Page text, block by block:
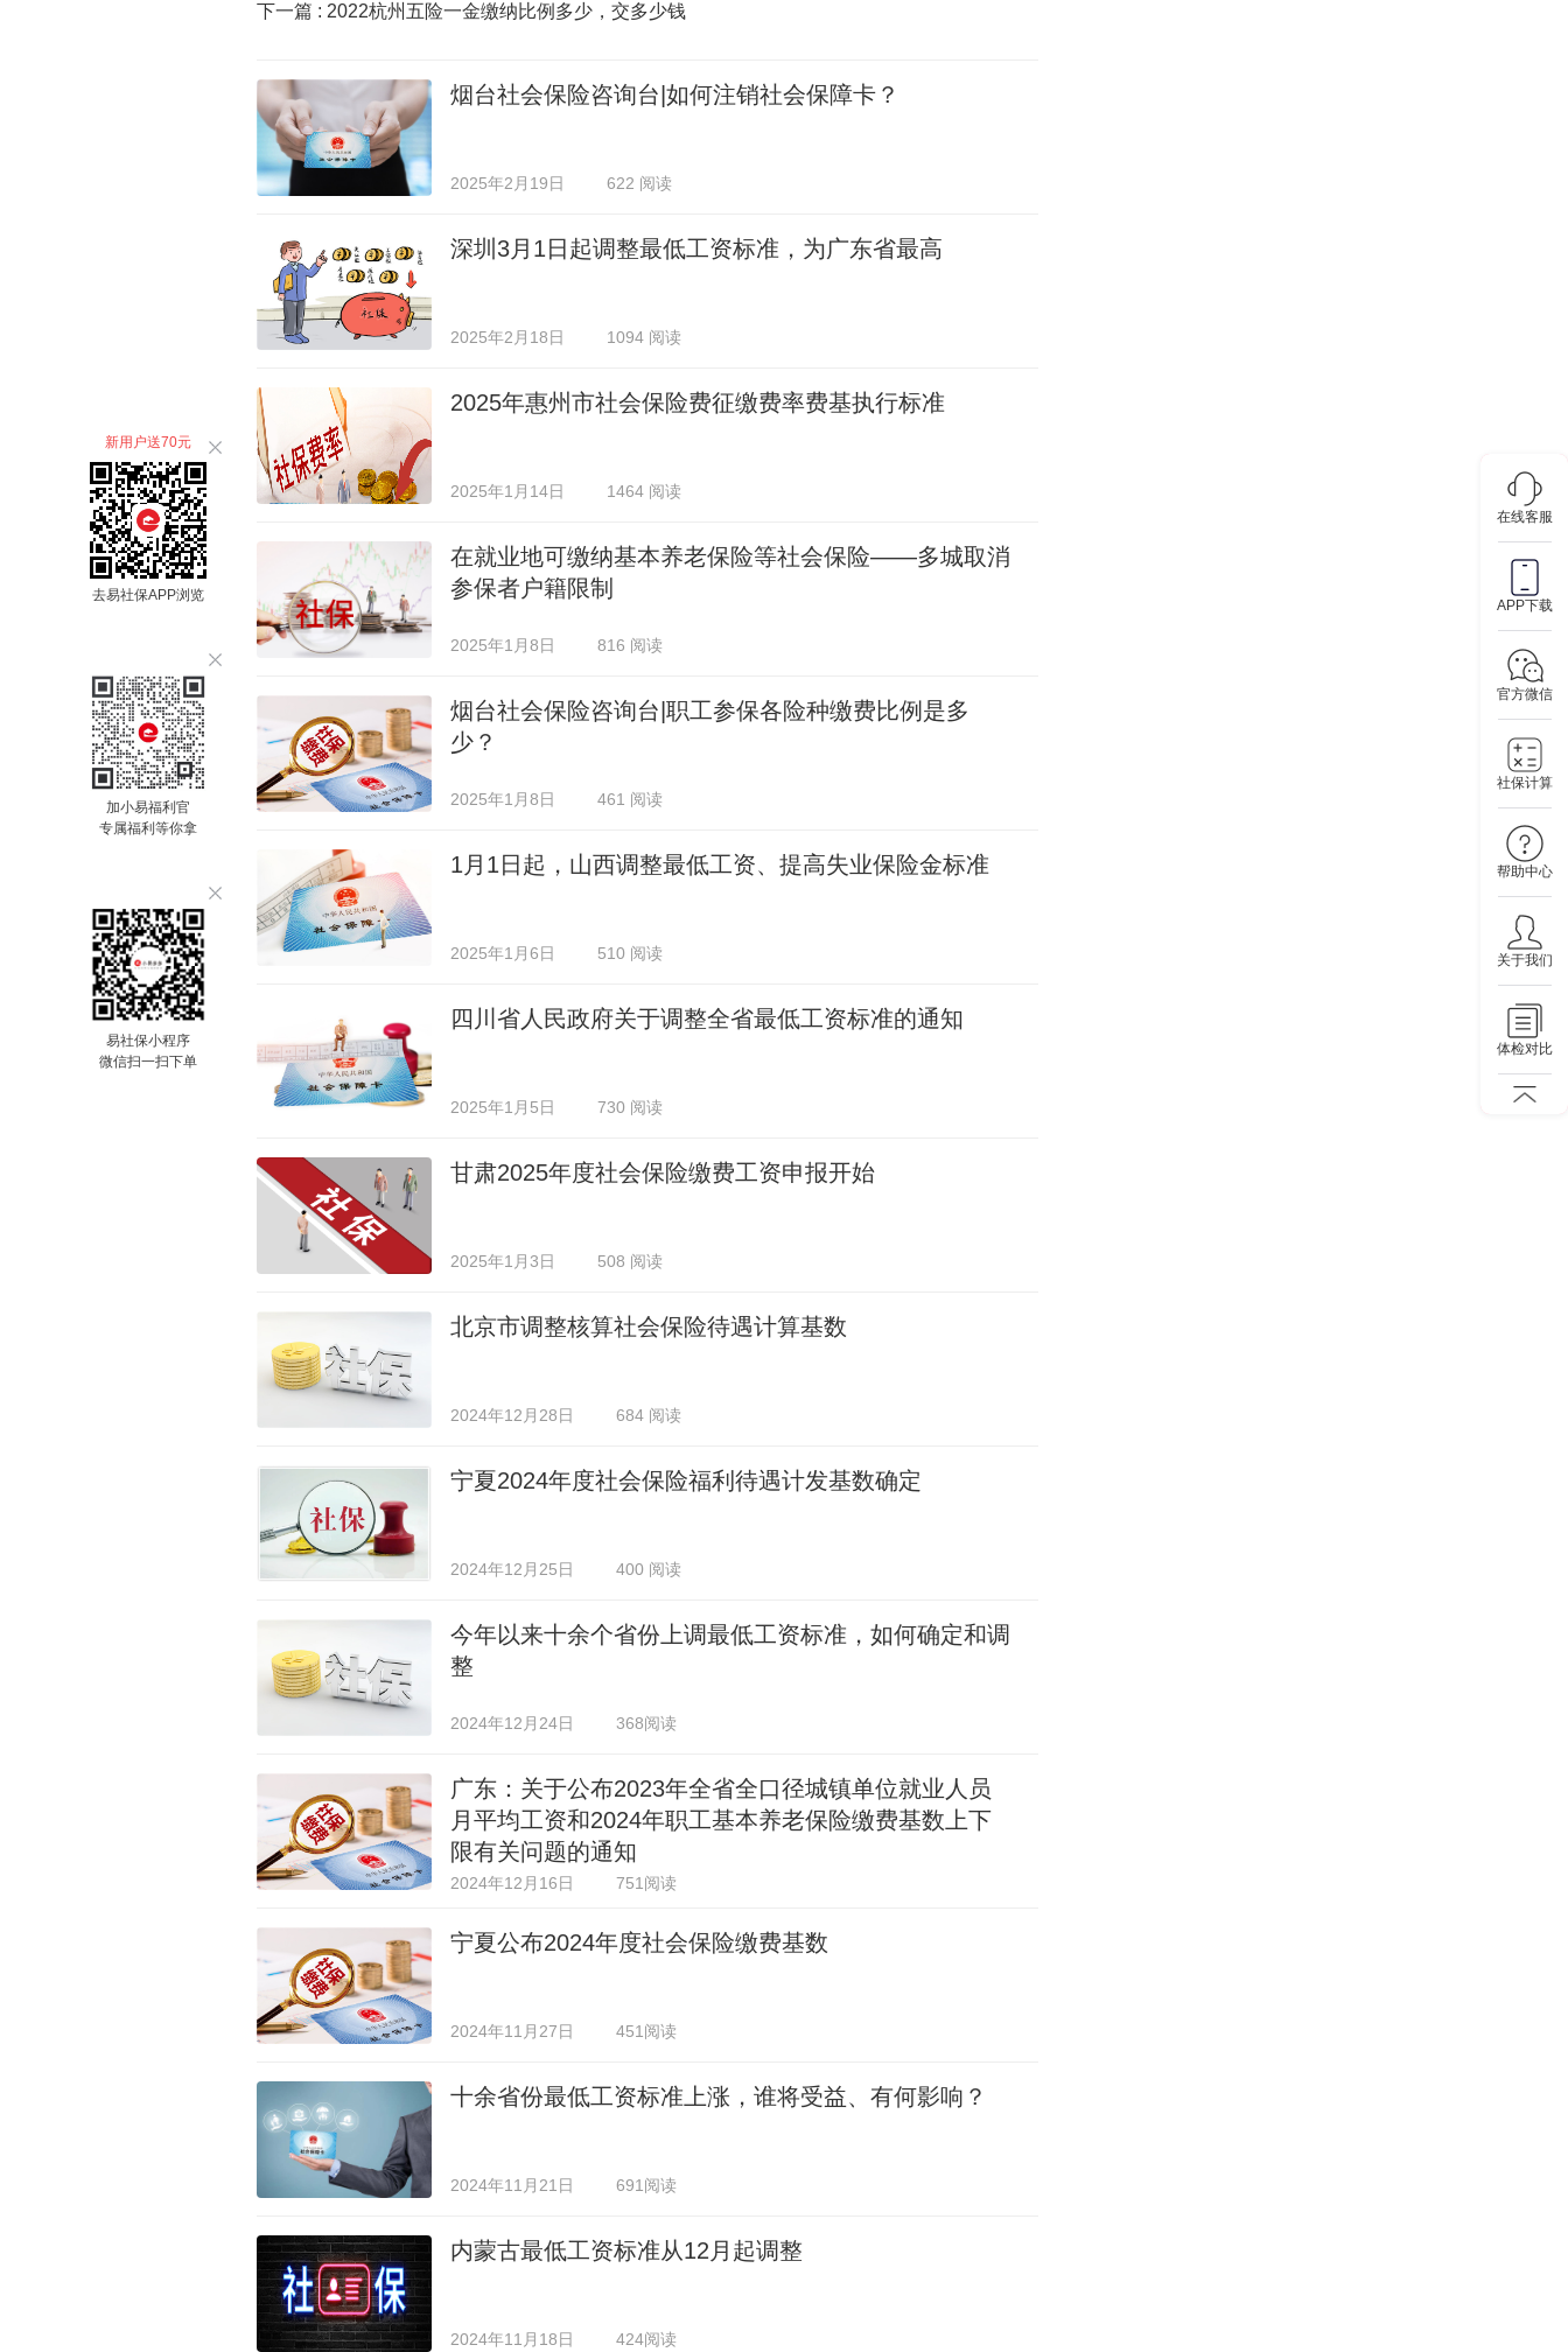
在线客服
APP下载
官方微信
社保计算
帮助中心
关于我们
体检对比
新用户送70元
去易社保APP浏览
加小易福利官
专属福利等你拿
易社保小程序
微信扫一扫下单
下一篇 : 2022杭州五险一金缴纳比例多少，交多少钱
烟台社会保险咨询台|如何注销社会保障卡？
2025年2月19日 622 阅读
深圳3月1日起调整最低工资标准，为广东省最高
2025年2月18日 1094 阅读
2025年惠州市社会保险费征缴费率费基执行标准
2025年1月14日 1464 阅读
在就业地可缴纳基本养老保险等社会保险——多城取消
参保者户籍限制
2025年1月8日 816 阅读
烟台社会保险咨询台|职工参保各险种缴费比例是多
少？
2025年1月8日 461 阅读
1月1日起，山西调整最低工资、提高失业保险金标准
2025年1月6日 510 阅读
四川省人民政府关于调整全省最低工资标准的通知
2025年1月5日 730 阅读
甘肃2025年度社会保险缴费工资申报开始
2025年1月3日 508 阅读
北京市调整核算社会保险待遇计算基数
2024年12月28日 684 阅读
宁夏2024年度社会保险福利待遇计发基数确定
2024年12月25日 400 阅读
今年以来十余个省份上调最低工资标准，如何确定和调
整
2024年12月24日 368阅读
广东：关于公布2023年全省全口径城镇单位就业人员
月平均工资和2024年职工基本养老保险缴费基数上下
限有关问题的通知
2024年12月16日 751阅读
宁夏公布2024年度社会保险缴费基数
2024年11月27日 451阅读
十余省份最低工资标准上涨，谁将受益、有何影响？
2024年11月21日 691阅读
内蒙古最低工资标准从12月起调整
2024年11月18日 424阅读